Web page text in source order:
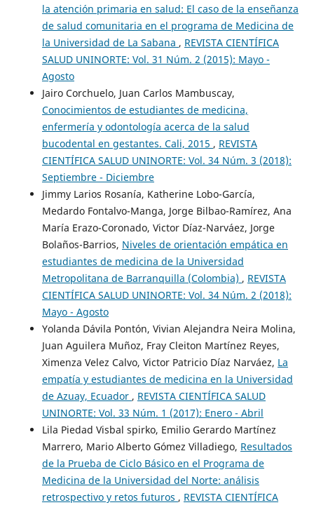
la atención primaria en salud: El caso de la enseñanza
de salud comunitaria en el programa de Medicina de
la Universidad de La Sabana , REVISTA CIENTÍFICA
SALUD UNINORTE: Vol. 31 Núm. 2 (2015): Mayo -
Agosto
Jairo Corchuelo, Juan Carlos Mambuscay,
Conocimientos de estudiantes de medicina,
enfermería y odontología acerca de la salud
bucodental en gestantes. Cali, 2015 , REVISTA
CIENTÍFICA SALUD UNINORTE: Vol. 34 Núm. 3 (2018):
Septiembre - Diciembre
Jimmy Larios Rosanía, Katherine Lobo-García,
Medardo Fontalvo-Manga, Jorge Bilbao-Ramírez, Ana
María Erazo-Coronado, Victor Díaz-Narváez, Jorge
Bolaños-Barrios, Niveles de orientación empática en
estudiantes de medicina de la Universidad
Metropolitana de Barranquilla (Colombia) , REVISTA
CIENTÍFICA SALUD UNINORTE: Vol. 34 Núm. 2 (2018):
Mayo - Agosto
Yolanda Dávila Pontón, Vivian Alejandra Neira Molina,
Juan Aguilera Muñoz, Fray Cleiton Martínez Reyes,
Ximenza Velez Calvo, Victor Patricio Díaz Narváez, La
empatía y estudiantes de medicina en la Universidad
de Azuay, Ecuador , REVISTA CIENTÍFICA SALUD
UNINORTE: Vol. 33 Núm. 1 (2017): Enero - Abril
Lila Piedad Visbal spirko, Emilio Gerardo Martínez
Marrero, Mario Alberto Gómez Villadiego, Resultados
de la Prueba de Ciclo Básico en el Programa de
Medicina de la Universidad del Norte: análisis
retrospectivo y retos futuros , REVISTA CIENTÍFICA